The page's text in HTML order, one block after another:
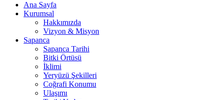
Ana Sayfa
Kurumsal
Hakkımızda
Vizyon & Misyon
Sapanca
Sapanca Tarihi
Bitki Örtüsü
İklimi
Yeryüzü Şekilleri
Coğrafi Konumu
Ulaşımı